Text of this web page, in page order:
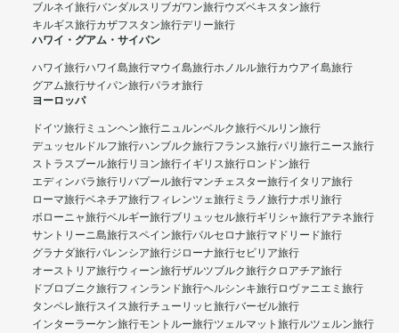
ブルネイ旅行バンダルスリブガワン旅行ウズベキスタン旅行
キルギス旅行カザフスタン旅行デリー旅行
ハワイ・グアム・サイパン
ハワイ旅行ハワイ島旅行マウイ島旅行ホノルル旅行カウアイ島旅行
グアム旅行サイパン旅行パラオ旅行
ヨーロッパ
ドイツ旅行 ミュンヘン旅行ニュルンベルク旅行ベルリン旅行
デュッセルドルフ旅行ハンブルク旅行フランス旅行パリ旅行ニース旅行
ストラスブール旅行リヨン旅行イギリス旅行ロンドン旅行
エディンバラ旅行リバプール旅行マンチェスター旅行イタリア旅行
ローマ旅行ベネチア旅行フィレンツェ旅行 ミラノ旅行ナポリ旅行
ボローニャ旅行ベルギー旅行ブリュッセル旅行ギリシャ旅行アテネ旅行
サントリーニ島旅行スペイン旅行バルセロナ旅行マドリード旅行
グラナダ旅行バレンシア旅行ジローナ旅行セビリア旅行
オーストリア旅行ウィーン旅行ザルツブルク旅行クロアチア旅行
ドブロブニク旅行フィンランド旅行ヘルシンキ旅行ロヴァニエミ旅行
タンペレ旅行スイス旅行チューリッヒ旅行バーゼル旅行
インターラーケン旅行モントルー旅行ツェルマット旅行ルツェルン旅行